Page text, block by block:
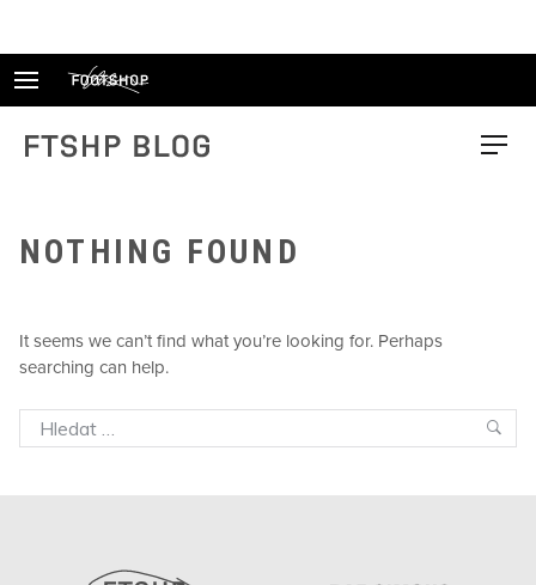
FTSHP blog Menu
NOTHING FOUND
It seems we can’t find what you’re looking for. Perhaps
searching can help.
Search
for: